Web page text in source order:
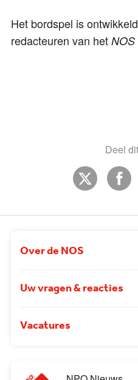
Het bordspel is
redacteuren van het NOS
Deel
Over de NOS
Uw vragen & reacties
Vacatures